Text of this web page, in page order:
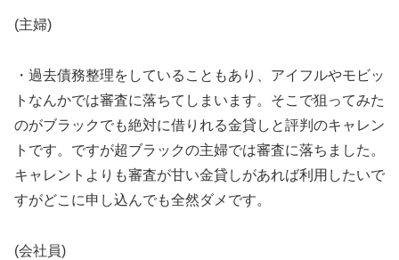
(主婦)
・過去債務整理をしていることもあり、アイフルやモビッ
トなんかでは審査に落ちてしまいます。そこで狙ってみた
のがブラックでも絶対に借りれる金貸しと評判のキャレン
トです。ですが超ブラックの主婦では審査に落ちました。
キャレントよりも審査が甘い金貸しがあれば利用したいで
すがどこに申し込んでも全然ダメです。
(会社員)